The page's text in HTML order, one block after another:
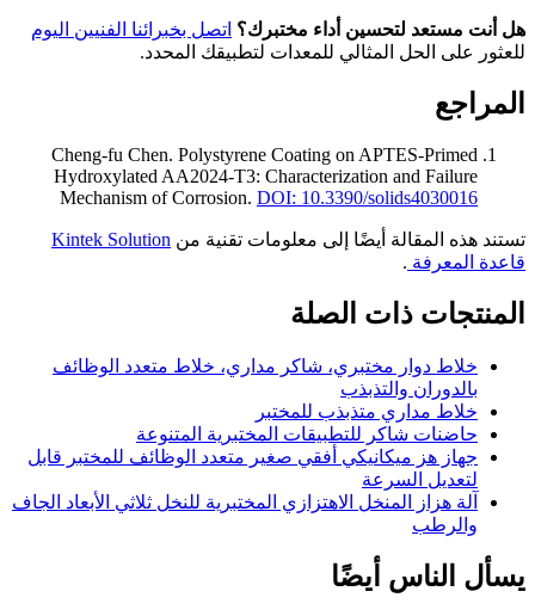
هل أنت مستعد لتحسين أداء مختبرك؟ اتصل بخبرائنا الفنيين اليوم
للعثور على الحل المثالي للمعدات لتطبيقك المحدد.
المراجع
Cheng‐fu Chen. Polystyrene Coating on APTES-Primed
Hydroxylated AA2024-T3: Characterization and Failure
Mechanism of Corrosion. DOI: 10.3390/solids4030016
تستند هذه المقالة أيضًا إلى معلومات تقنية من Kintek Solution
قاعدة المعرفة .
المنتجات ذات الصلة
خلاط دوار مختبري، شاكر مداري، خلاط متعدد الوظائف
بالدوران والتذبذب
خلاط مداري متذبذب للمختبر
حاضنات شاكر للتطبيقات المختبرية المتنوعة
جهاز هز ميكانيكي أفقي صغير متعدد الوظائف للمختبر قابل
لتعديل السرعة
آلة هزاز المنخل الاهتزازي المختبرية للنخل ثلاثي الأبعاد الجاف
والرطب
يسأل الناس أيضًا